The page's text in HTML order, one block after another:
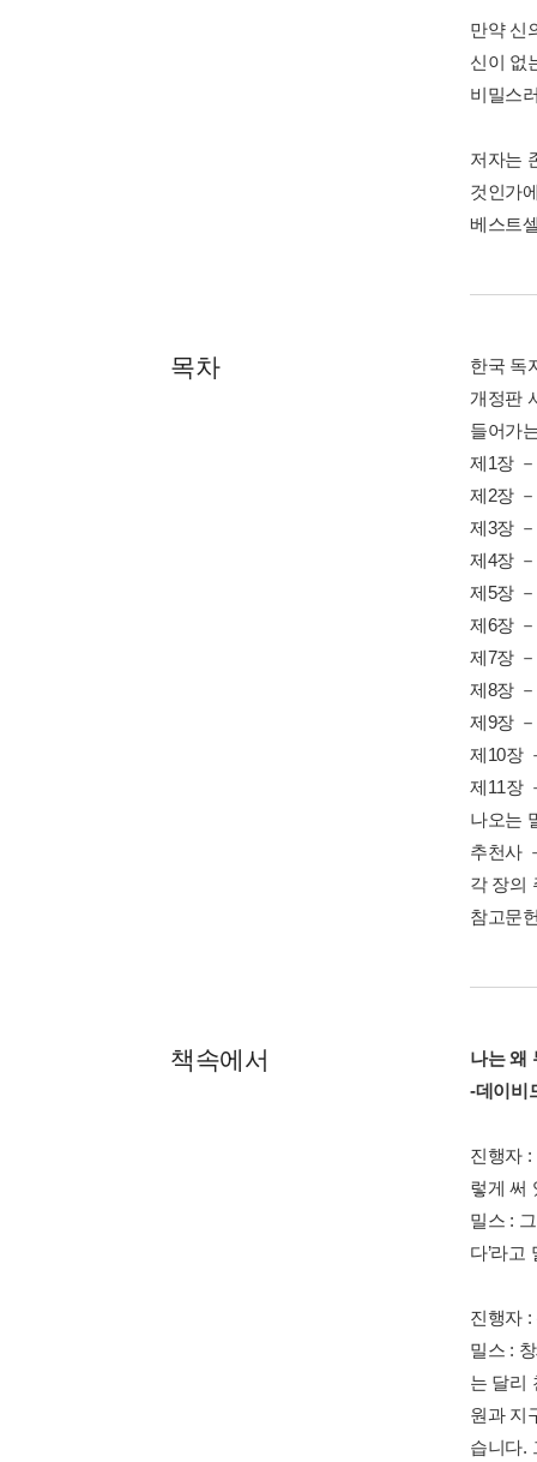
만약 신
신이 없
비밀스
저자는
것인가
베스트
목차
한국 독
개정판
들어가
제1장
제2장
제3장
제4장
제5장
제6장
제7장
제8장
제9장
제10장
제11장
나오는
추천사
각 장의
참고문
책속에서
나는 왜
-데이비
진행자
렇게 써
밀스 :
다’라고
진행자
밀스 :
는 달리
원과 지
습니다.